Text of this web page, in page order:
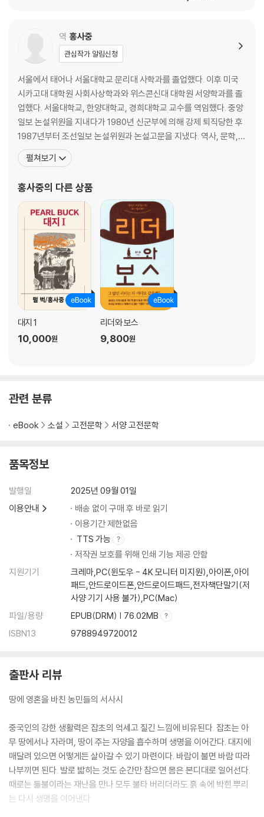
역 홍사중
관심작가 알림신청
서울에서 태어나 서울대학교 문리대 사학과를 졸업했다. 이후 미국
시카고대 대학원 사회사상학과와 위스콘신대 대학원 서양학과를 졸
업했다. 서울대학교, 한양대학교, 경희대학교 교수를 역임했다. 중앙
일보 논설위원을 지내다가 1980년 신군부에 의해 강제 퇴직당한 후
1987년부터 조선일보 논설위원과 논설고문을 지냈다. 역사, 문학,
예술 분야에서 활발한 저술 활동을 해왔으며 대표작으로는 근대 시민
사회 사상사』, 『한국인의 미의식』, 『한국인, 가치관은 있는가』, 『한국
논어』, 『나의 장자』, 『나의 반야심
펼쳐보기
홍사중의 다른 상품
대지 1
10,000원
리더와 보스
9,800원
관련 분류
eBook 소설 고전문학 서양 고전문학
품목정보
발행일
2025년 09월 01일
이용안내
배송 없이 구매 후 바로 읽기
이용기간 제한없음
TTS 가능
저작권 보호를 위해 인쇄 기능 제공 안함
지원기기
크레마,PC(윈도우 - 4K 모니터 미지원),아이폰,아이
패드,안드로이드폰,안드로이드패드,전자책단말기(저
사양 기기 사용 불가),PC(Mac)
파일/용량
EPUB(DRM) | 76.02MB
ISBN13
9788949720012
출판사 리뷰
땅에 영혼을 바친 농민들의 서사시
중국인의 강한 생활력은 잡초의 억세고 질긴 느낌에 비유된다. 잡초는 아
무 땅에서나 자라며, 땅이 주는 자양을 흡수하며 생명을 이어간다. 대지에
매달려 있으면 어떻게든 살아갈 수 있기 마련이다. 바람이 불면 바람 따라
나부끼면 된다. 발로 밟히는 것도 순간만 참으면 몸은 본디대로 일어선다.
때로는 들불이라는 재난을 만나 모두 불타 버리더라도 흙 속에 박힌 뿌리
는 다시 생명을 이어낸다.